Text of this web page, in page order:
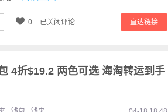
直达链接
0 已关闭评论
4折$19.2 两色可选 海淘转运到手